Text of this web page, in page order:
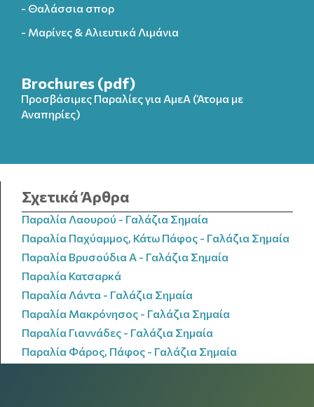
- Θαλάσσια σπορ
- Μαρίνες & Αλιευτικά Λιμάνια
Brochures (pdf)
Προσβάσιμες Παραλίες για ΑμεΑ (Άτομα με
Αναπηρίες)
Σχετικά Άρθρα
Παραλία Λαουρού - Γαλάζια Σημαία
Παραλία Παχύαμμος, Κάτω Πάφος - Γαλάζια Σημαία
Παραλία Βρυσούδια Α - Γαλάζια Σημαία
Παραλία Κατσαρκά
Παραλία Λάντα - Γαλάζια Σημαία
Παραλία Μακρόνησος - Γαλάζια Σημαία
Παραλία Γιαννάδες - Γαλάζια Σημαία
Παραλία Φάρος, Πάφος - Γαλάζια Σημαία